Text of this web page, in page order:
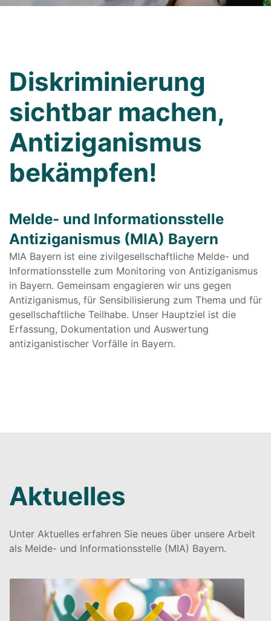
Diskriminierung
sichtbar machen,
Antiziganismus
bekämpfen!
Melde- und Informationsstelle
Antiziganismus (MIA) Bayern
MIA Bayern ist eine zivilgesellschaftliche Melde- und
Informationsstelle zum Monitoring von Antiziganismus
in Bayern. Gemeinsam engagieren wir uns gegen
Antiziganismus, für Sensibilisierung zum Thema und für
gesellschaftliche Teilhabe. Unser Hauptziel ist die
Erfassung, Dokumentation und Auswertung
antiziganistischer Vorfälle in Bayern.
Aktuelles
Unter Aktuelles erfahren Sie neues über unsere Arbeit
als Melde- und Informationsstelle (MIA) Bayern.